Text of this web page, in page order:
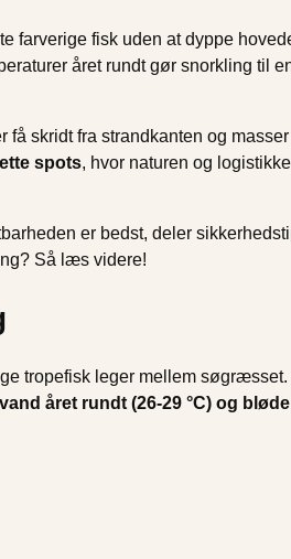
fisk uden at dyppe
året rundt gør snorkling til
skridt fra strandkanten og
spots, hvor naturen og
er bedst, deler
Så læs videre!
tropefisk leger mellem
året rundt (26-29 °C) og